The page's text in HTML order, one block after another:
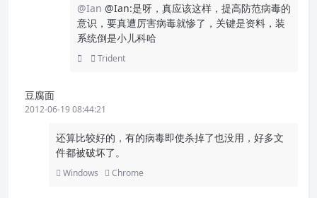
@Ian @Ian:是呀，真应该这样，提高防范病毒的
意识，要真遭厉害病毒就惨了，关键是资料，装
系统倒是小儿科哈
Trident
豆腐面
2012-06-19 08:44:21
还算比较好的，有的病毒即使杀掉了也没用，好多文
件都被破坏了。
Windows Chrome